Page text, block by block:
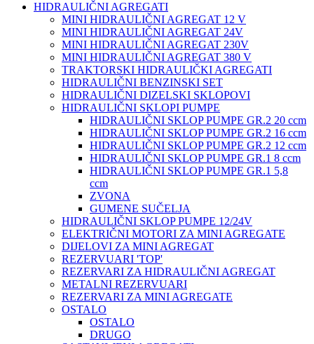
HIDRAULIČNI AGREGATI
MINI HIDRAULIČNI AGREGAT 12 V
MINI HIDRAULIČNI AGREGAT 24V
MINI HIDRAULIČNI AGREGAT 230V
MINI HIDRAULIČNI AGREGAT 380 V
TRAKTORSKI HIDRAULIČKI AGREGATI
HIDRAULIČNI BENZINSKI SET
HIDRAULIČNI DIZELSKI SKLOPOVI
HIDRAULIČNI SKLOPI PUMPE
HIDRAULIČNI SKLOP PUMPE GR.2 20 ccm
HIDRAULIČNI SKLOP PUMPE GR.2 16 ccm
HIDRAULIČNI SKLOP PUMPE GR.2 12 ccm
HIDRAULIČNI SKLOP PUMPE GR.1 8 ccm
HIDRAULIČNI SKLOP PUMPE GR.1 5,8
ccm
ZVONA
GUMENE SUČELJA
HIDRAULIČNI SKLOP PUMPE 12/24V
ELEKTRIČNI MOTORI ZA MINI AGREGATE
DIJELOVI ZA MINI AGREGAT
REZERVUARI 'TOP'
REZERVARI ZA HIDRAULIČNI AGREGAT
METALNI REZERVUARI
REZERVARI ZA MINI AGREGATE
OSTALO
OSTALO
DRUGO